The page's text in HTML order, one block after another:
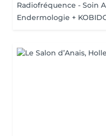
Radiofréquence - Soin
Endermologie +